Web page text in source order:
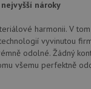
nároky
harmonii. V
vyvinutou
odolné. Žádný
všemu perfektně
a jakoukoli reklamu,
běžný název souboru
soubor cookie relace,
pro správu stavu relace.
běžný název souboru